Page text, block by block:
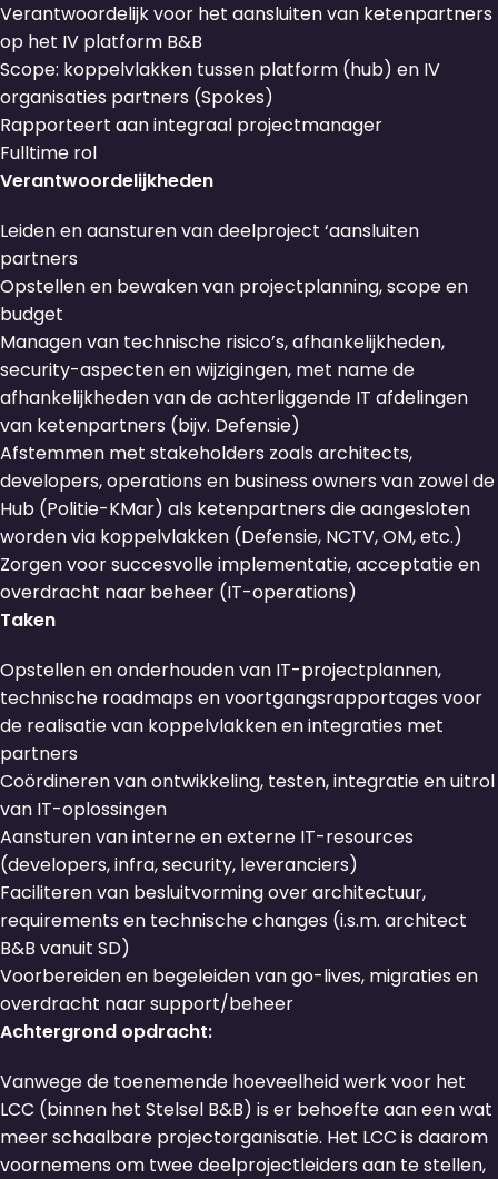
Verantwoordelijk voor het aansluiten van ketenpartners
op het IV platform B&B
Scope: koppelvlakken tussen platform (hub) en IV
organisaties partners (Spokes)
Rapporteert aan integraal projectmanager
Fulltime rol
Verantwoordelijkheden
Leiden en aansturen van deelproject ‘aansluiten
partners
Opstellen en bewaken van projectplanning, scope en
budget
Managen van technische risico’s, afhankelijkheden,
security-aspecten en wijzigingen, met name de
afhankelijkheden van de achterliggende IT afdelingen
van ketenpartners (bijv. Defensie)
Afstemmen met stakeholders zoals architects,
developers, operations en business owners van zowel de
Hub (Politie-KMar) als ketenpartners die aangesloten
worden via koppelvlakken (Defensie, NCTV, OM, etc.)
Zorgen voor succesvolle implementatie, acceptatie en
overdracht naar beheer (IT-operations)
Taken
Opstellen en onderhouden van IT-projectplannen,
technische roadmaps en voortgangsrapportages voor
de realisatie van koppelvlakken en integraties met
partners
Coördineren van ontwikkeling, testen, integratie en uitrol
van IT-oplossingen
Aansturen van interne en externe IT-resources
(developers, infra, security, leveranciers)
Faciliteren van besluitvorming over architectuur,
requirements en technische changes (i.s.m. architect
B&B vanuit SD)
Voorbereiden en begeleiden van go-lives, migraties en
overdracht naar support/beheer
Achtergrond opdracht:
Vanwege de toenemende hoeveelheid werk voor het
LCC (binnen het Stelsel B&B) is er behoefte aan een wat
meer schaalbare projectorganisatie. Het LCC is daarom
voornemens om twee deelprojectleiders aan te stellen,